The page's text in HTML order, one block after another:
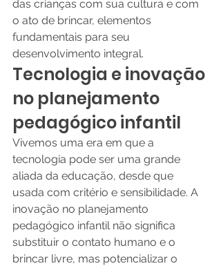
das crianças com sua cultura e com
o ato de brincar, elementos
fundamentais para seu
desenvolvimento integral.
Tecnologia e inovação
no planejamento
pedagógico infantil
Vivemos uma era em que a
tecnologia pode ser uma grande
aliada da educação, desde que
usada com critério e sensibilidade. A
inovação no planejamento
pedagógico infantil não significa
substituir o contato humano e o
brincar livre, mas potencializar o